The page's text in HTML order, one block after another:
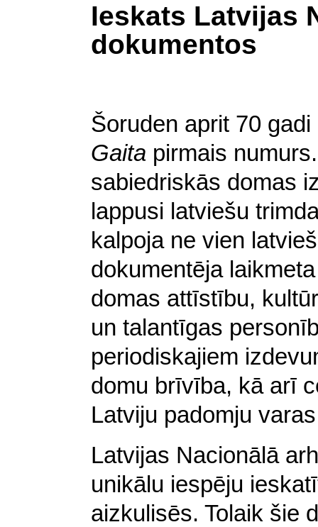
Ieskats Latvijas
dokumentos
Šoruden aprit 70
Gaita pirmais
sabiedriskās domas
lappusi latviešu
kalpoja ne vien
dokumentēja
domas attīstību,
un talantīgas
periodiskajiem
domu brīvība, kā arī
Latviju padomju
Latvijas Nacionālā
unikālu iespēju
aizkulisēs. Tolaik šie